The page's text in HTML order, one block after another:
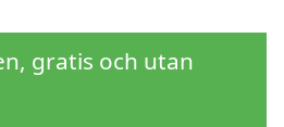
gratis och utan